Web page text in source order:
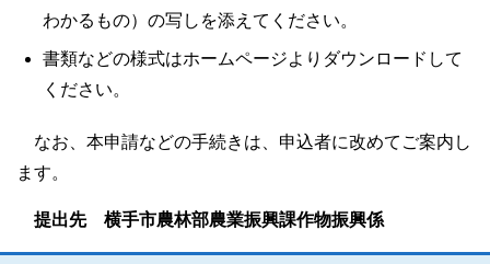
わかるもの）の写しを添えてください。
書類などの様式はホームページよりダウンロードして
ください。
なお、本申請などの手続きは、申込者に改めてご案内し
ます。
提出先 横手市農林部農業振興課作物振興係